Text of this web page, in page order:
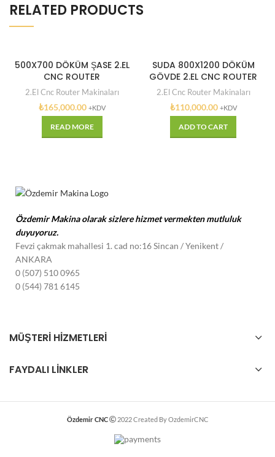
RELATED PRODUCTS
500X700 DÖKÜM ŞASE 2.EL
CNC ROUTER
2.El Cnc Router Makinaları
₺165,000.00 +KDV
READ MORE
SUDA 800X1200 DÖKÜM
GÖVDE 2.EL CNC ROUTER
2.El Cnc Router Makinaları
₺110,000.00 +KDV
ADD TO CART
Özdemir Makina olarak sizlere hizmet vermekten mutluluk
duyuyoruz.
Fevzi çakmak mahallesi 1. cad no:16 Sincan / Yenikent/
ANKARA
0 (507) 510 0965
0 (544) 781 6145
MÜŞTERI HİZMETLERI
FAYDALI LINKLER
Özdemir CNC 2022 Created By OzdemirCNC